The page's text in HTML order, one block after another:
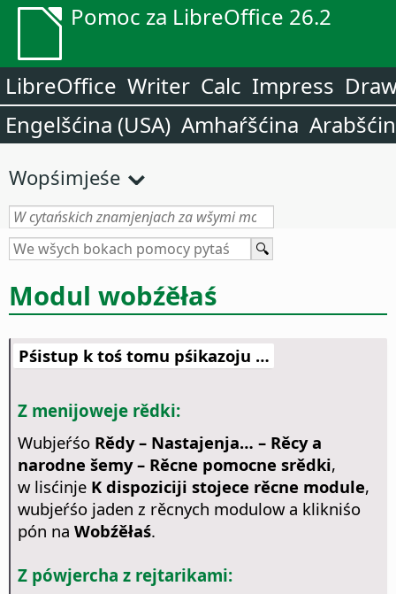
Pomoc za LibreOffice 26.2
LibreOffice Writer Calc Impress
Engelšćina (USA) Amhaŕšćina
Wopśimjeśe
Modul wobźěłaś
Pśistup k toś tomu pśikazoju …
Z menijoweje rědki:
Wubjeŕśo Rědy – Nastajenja… – Rěcy a
narodne šemy – Rěcne pomocne srědki,
w lisćinje K dispoziciji stojece rěcne module,
wubjeŕśo jaden z rěcnych modulow a klikniśo
pón na Wobźěłaś.
Z pówjercha z rejtarikami: